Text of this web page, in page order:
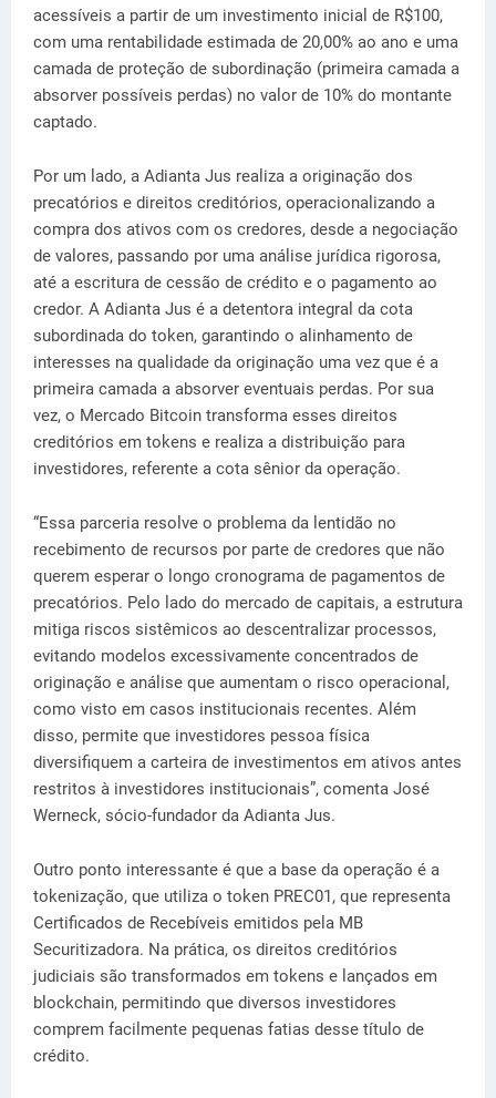
acessíveis a partir de um investimento inicial de R$100,
com uma rentabilidade estimada de 20,00% ao ano e uma
camada de proteção de subordinação (primeira camada a
absorver possíveis perdas) no valor de 10% do montante
captado.
Por um lado, a Adianta Jus realiza a originação dos
precatórios e direitos creditórios, operacionalizando a
compra dos ativos com os credores, desde a negociação
de valores, passando por uma análise jurídica rigorosa,
até a escritura de cessão de crédito e o pagamento ao
credor. A Adianta Jus é a detentora integral da cota
subordinada do token, garantindo o alinhamento de
interesses na qualidade da originação uma vez que é a
primeira camada a absorver eventuais perdas. Por sua
vez, o Mercado Bitcoin transforma esses direitos
creditórios em tokens e realiza a distribuição para
investidores, referente a cota sênior da operação.
“Essa parceria resolve o problema da lentidão no
recebimento de recursos por parte de credores que não
querem esperar o longo cronograma de pagamentos de
precatórios. Pelo lado do mercado de capitais, a estrutura
mitiga riscos sistêmicos ao descentralizar processos,
evitando modelos excessivamente concentrados de
originação e análise que aumentam o risco operacional,
como visto em casos institucionais recentes. Além
disso, permite que investidores pessoa física
diversifiquem a carteira de investimentos em ativos antes
restritos à investidores institucionais”, comenta José
Werneck, sócio-fundador da Adianta Jus.
Outro ponto interessante é que a base da operação é a
tokenização, que utiliza o token PREC01, que representa
Certificados de Recebíveis emitidos pela MB
Securitizadora. Na prática, os direitos creditórios
judiciais são transformados em tokens e lançados em
blockchain, permitindo que diversos investidores
comprem facilmente pequenas fatias desse título de
crédito.